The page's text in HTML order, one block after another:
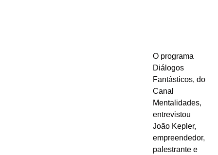
O programa
Diálogos
Fantásticos, do
Canal
Mentalidades,
entrevistou
João Kepler,
empreendedor,
palestrante e